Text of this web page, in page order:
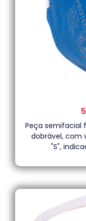
Peça semifacial
dobrável, com
"S",